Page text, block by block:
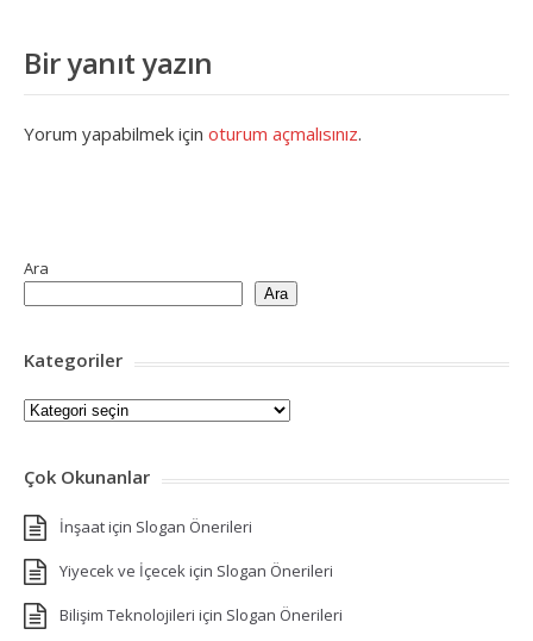
Bir yanıt yazın
Yorum yapabilmek için oturum açmalısınız.
Ara
Ara
Kategoriler
Kategoriler
Çok Okunanlar
İnşaat için Slogan Önerileri
Yiyecek ve İçecek için Slogan Önerileri
Bilişim Teknolojileri için Slogan Önerileri